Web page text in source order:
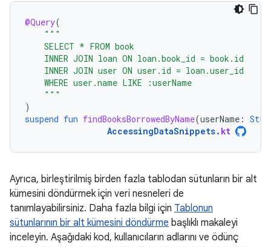
@Query(
"""
    SELECT * FROM book
    INNER JOIN loan ON loan.book_id = book.id
    INNER JOIN user ON user.id = loan.user_id
    WHERE user.name LIKE :userName
    """
)
suspend fun findBooksBorrowedByName(userName :
AccessingDataSnippets. kt
Ayrıca, birleştirilmiş birden fazla tablodan sütunların bir alt
kümesini döndürmek için veri nesneleri de
tanımlayabilirsiniz. Daha fazla bilgi için Tablonun
sütunlarının bir alt kümesini döndürme başlıklı makaleyi
inceleyin. Aşağıdaki kod, kullanıcıların adlarını ve ödünç